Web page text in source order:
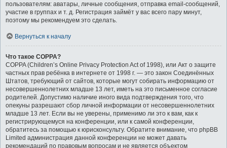
пользователям: аватары, личные сообщения, отправка email-сообщений,
участие в группах и т. д. Регистрация займёт у вас всего пару минут,
поэтому мы рекомендуем это сделать.
Вернуться к началу
Что такое COPPA?
COPPA (Children’s Online Privacy Protection Act of 1998), или Акт о защите
частных прав ребёнка в интернете от 1998 г. — это закон Соединённых
Штатов, требующий от сайтов, которые могут собирать информацию от
несовершеннолетних младше 13 лет, иметь на это письменное согласие
родителей. Допустимо наличие иного вида подтверждения того, что
опекуны разрешают сбор личной информации от несовершеннолетних
младше 13 лет. Если вы не уверены, применимо ли это к вам, как к
регистрирующемуся на конференции, или к самой конференции,
обратитесь за помощью к юрисконсульту. Обратите внимание, что phpBB
Limited администрация данной конференции не может давать
рекомендаций по правовым вопросам и не является объектом